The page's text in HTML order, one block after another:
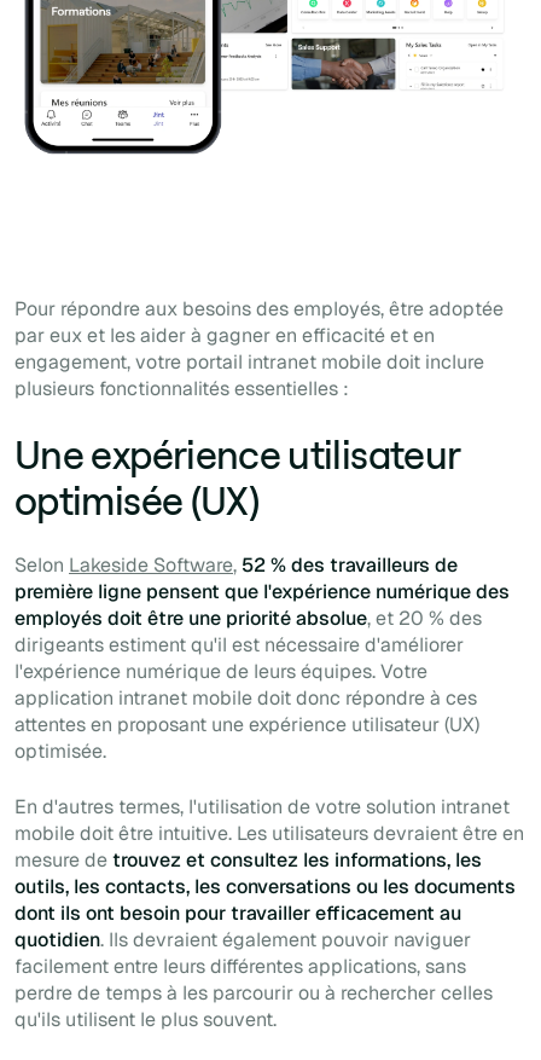
Pour répondre aux besoins des employés, être adoptée
par eux et les aider à gagner en efficacité et en
engagement, votre portail intranet mobile doit inclure
plusieurs fonctionnalités essentielles :
Une expérience utilisateur
optimisée (UX)
Selon Lakeside Software, 52 % des travailleurs de
première ligne pensent que l'expérience numérique des
employés doit être une priorité absolue, et 20 % des
dirigeants estiment qu'il est nécessaire d'améliorer
l'expérience numérique de leurs équipes. Votre
application intranet mobile doit donc répondre à ces
attentes en proposant une expérience utilisateur (UX)
optimisée.
En d'autres termes, l'utilisation de votre solution intranet
mobile doit être intuitive. Les utilisateurs devraient être en
mesure detrouvez et consultez les informations, les
outils, les contacts, les conversations ou les documents
dont ils ont besoin pour travailler efficacement au
quotidien. Ils devraient également pouvoir naviguer
facilement entre leurs différentes applications, sans
perdre de temps à les parcourir ou à rechercher celles
qu'ils utilisent le plus souvent.